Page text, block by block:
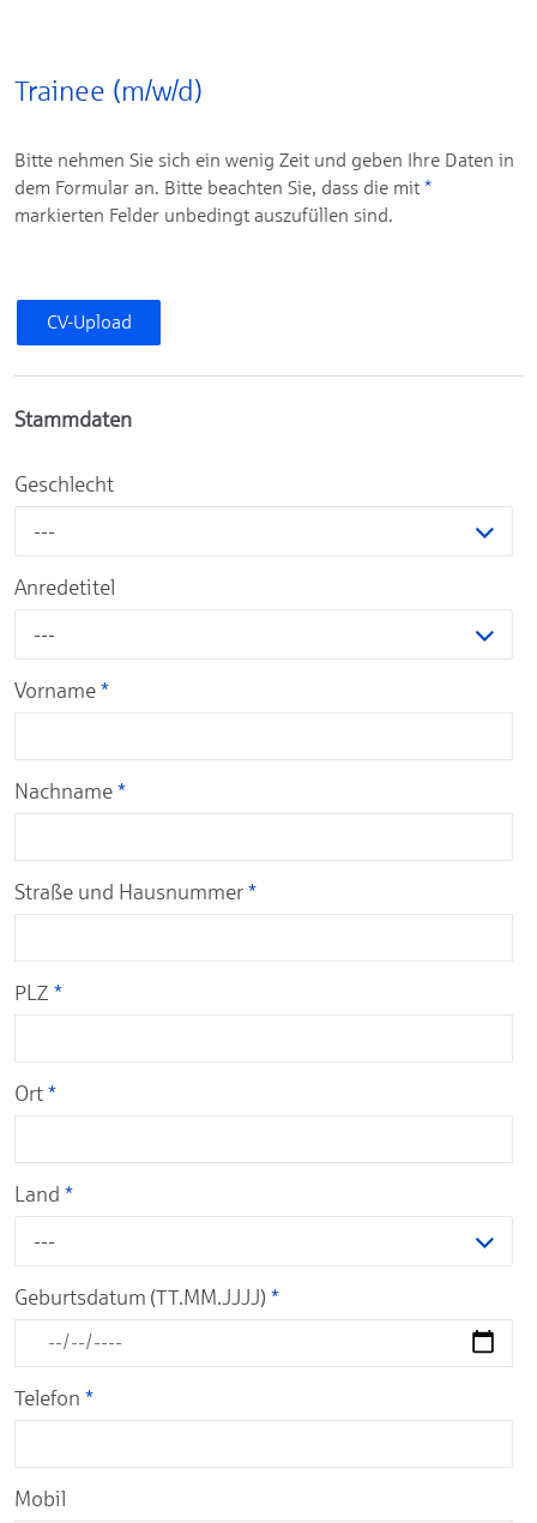
Trainee (m/w/d)
Bitte nehmen Sie sich ein wenig Zeit und geben Ihre Daten in
dem Formular an. Bitte beachten Sie, dass die mit *
markierten Felder unbedingt auszufüllen sind.
CV-Upload
Stammdaten
Geschlecht
---
Anredetitel
---
Vorname *
Nachname *
Straße und Hausnummer *
PLZ *
Ort *
Land *
---
Geburtsdatum (TT.MM.JJJJ) *
Telefon *
Mobil